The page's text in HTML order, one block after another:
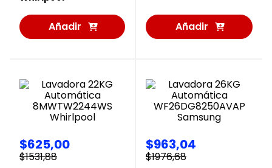
Whirlpool
Añadir
al
Añadir
al
$625,00
$1531,88
$963,04
$1976,68